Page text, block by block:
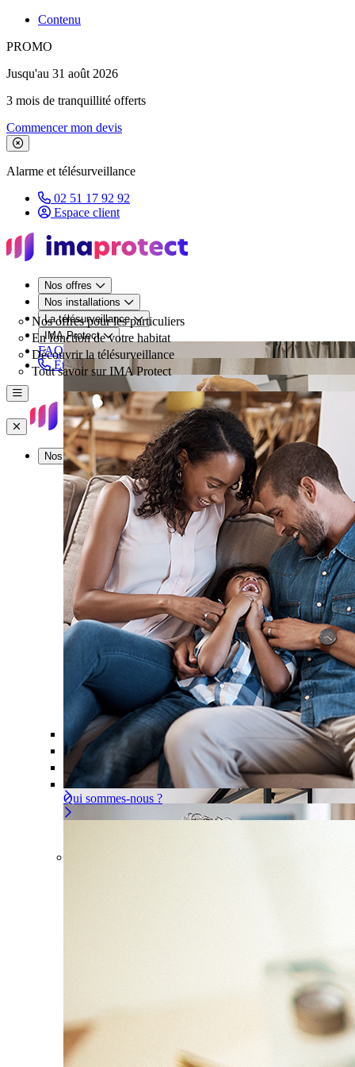
Contenu
PROMO
Jusqu'au 31 août 2026
3 mois de tranquillité offerts
Commencer mon devis
Fermer le bandeau de promotion
Alarme et télésurveillance
02 51 17 92 92
Espace client
Nos offres
Nos offres pour les particuliers
Offre À la carte Gérer ou déléguer votre sécurité, à vous
Nos installations
En fonction de votre habitat
Pour un appartement Une installation adaptée à votre
La télésurveillance
Découvrir la télésurveillance
Les problèmes couverts
IMA Protect
Tout savoir sur IMA Protect
Qui sommes-nous ?
FAQ
Être rappelé
Menu
Fermer
Nos offres